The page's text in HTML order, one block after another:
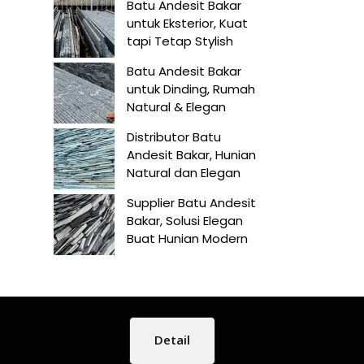
Batu Andesit Bakar
untuk Eksterior, Kuat
tapi Tetap Stylish
Batu Andesit Bakar
untuk Dinding, Rumah
Natural & Elegan
Distributor Batu
Andesit Bakar, Hunian
Natural dan Elegan
Supplier Batu Andesit
Bakar, Solusi Elegan
Buat Hunian Modern
Detail